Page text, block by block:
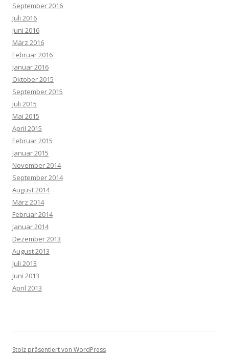
September 2016
Juli 2016
Juni 2016
März 2016
Februar 2016
Januar 2016
Oktober 2015
September 2015
Juli 2015
Mai 2015
April 2015
Februar 2015
Januar 2015
November 2014
September 2014
August 2014
März 2014
Februar 2014
Januar 2014
Dezember 2013
August 2013
Juli 2013
Juni 2013
April 2013
Stolz präsentiert von WordPress